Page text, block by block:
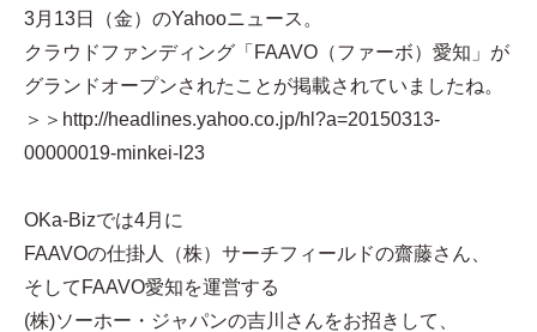
3月13日（金）のYahooニュース。
クラウドファンディング「FAAVO（ファーボ）愛知」が
グランドオープンされたことが掲載されていましたね。
＞＞http://headlines.yahoo.co.jp/hl?a=20150313-
00000019-minkei-l23
OKa-Bizでは4月に
FAAVOの仕掛人（株）サーチフィールドの齋藤さん、
そしてFAAVO愛知を運営する
(株)ソーホー・ジャパンの吉川さんをお招きして、